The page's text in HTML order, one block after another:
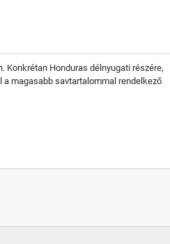
Konkrétan Honduras délnyugati részére,
magasabb savtartalommal rendelkező